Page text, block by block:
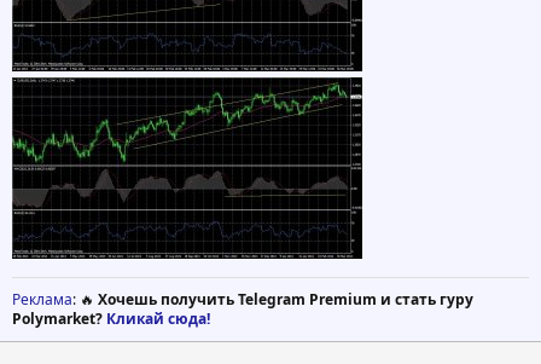
Реклама: 🔥 Хочешь получить Telegram Premium и стать гуру
Polymarket? Кликай сюда!